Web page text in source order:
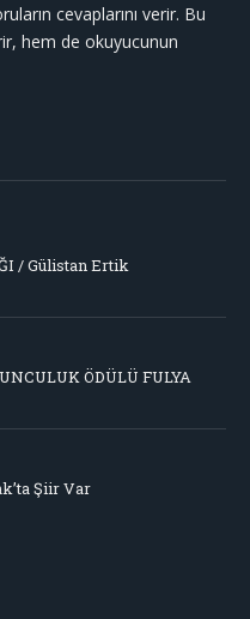
cevaplarını verir. Bu
hem de okuyucunun
/ Gülistan Ertik
ÖDÜLÜ FULYA
Şiir Var